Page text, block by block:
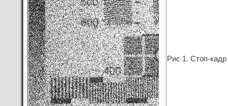
Рис 1. Стоп-